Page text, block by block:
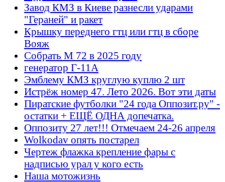
Завод КМЗ в Киеве разнесли ударами
"Гераней" и ракет
Крышку переднего гтц или гтц в сборе
Вояж
Собрать М 72 в 2025 году
генератор Г-11А
Эмблему КМЗ круглую куплю 2 шт
Истрёж номер 47. Лето 2026. Вот эти даты
Пиратские футболки "24 года Оппозит.ру" -
остатки + ЕЩЁ ОДНА допечатка.
Оппозиту 27 лет!!! Отмечаем 24-26 апреля
Wolkodav опять постарел
Чертеж флажка крепление фары с
надписью урал у кого есть
Наша мотожизнь